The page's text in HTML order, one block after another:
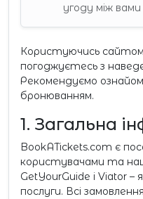
угоду між
Користуючись
погоджуєтесь з
Рекомендуємо
бронюванням.
1. Загальна
BookATickets.com є
користувачами та
GetYourGuide і Viator
послуги. Всі